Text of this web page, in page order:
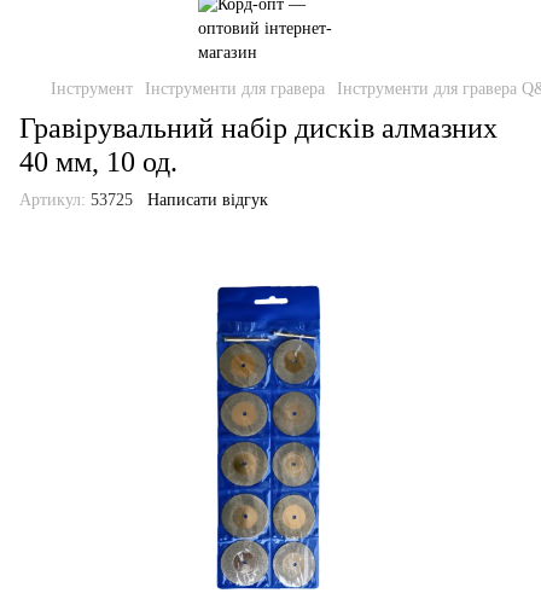
Інструмент Інструменти для гравера Інструменти для гравера
Гравірувальний набір дисків алмазних
40 мм, 10 од.
Артикул: 53725 Написати відгук